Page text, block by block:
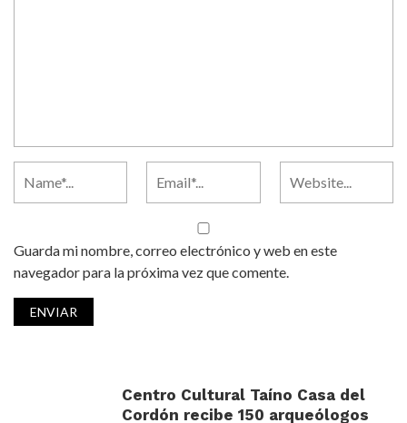
Guarda mi nombre, correo electrónico y web en este
navegador para la próxima vez que comente.
Centro Cultural Taíno Casa del
Cordón recibe 150 arqueólogos